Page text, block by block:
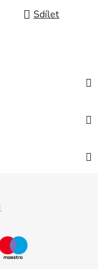
Sdílet